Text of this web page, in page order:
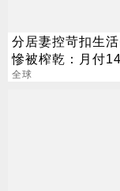
分居妻控苛扣生
慘被榨乾：月付
不夠？
全球